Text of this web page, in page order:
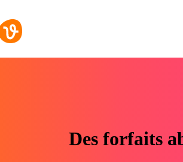
Des forfaits